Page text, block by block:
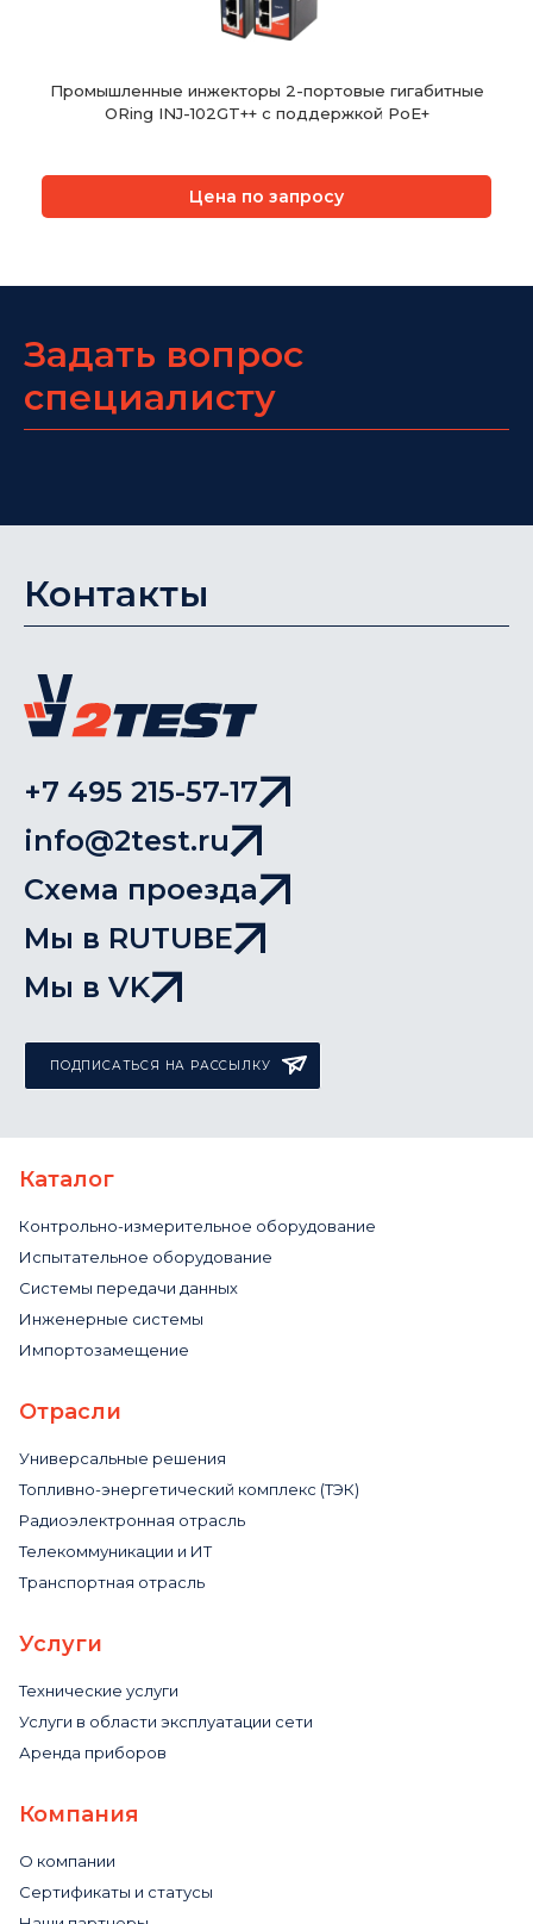
Промышленные инжекторы 2-портовые гигабитные
ORing INJ-102GT++ с поддержкой PoE+
Цена по запросу
Задать вопрос
специалисту
Контакты
+7 495 215-57-17
info@2test.ru
Схема проезда
Мы в RUTUBE
Мы в VK
ПОДПИСАТЬСЯ НА РАССЫЛКУ
Каталог
Контрольно-измерительное оборудование
Испытательное оборудование
Системы передачи данных
Инженерные системы
Импортозамещение
Отрасли
Универсальные решения
Топливно-энергетический комплекс (ТЭК)
Радиоэлектронная отрасль
Телекоммуникации и ИТ
Транспортная отрасль
Услуги
Технические услуги
Услуги в области эксплуатации сети
Аренда приборов
Компания
О компании
Сертификаты и статусы